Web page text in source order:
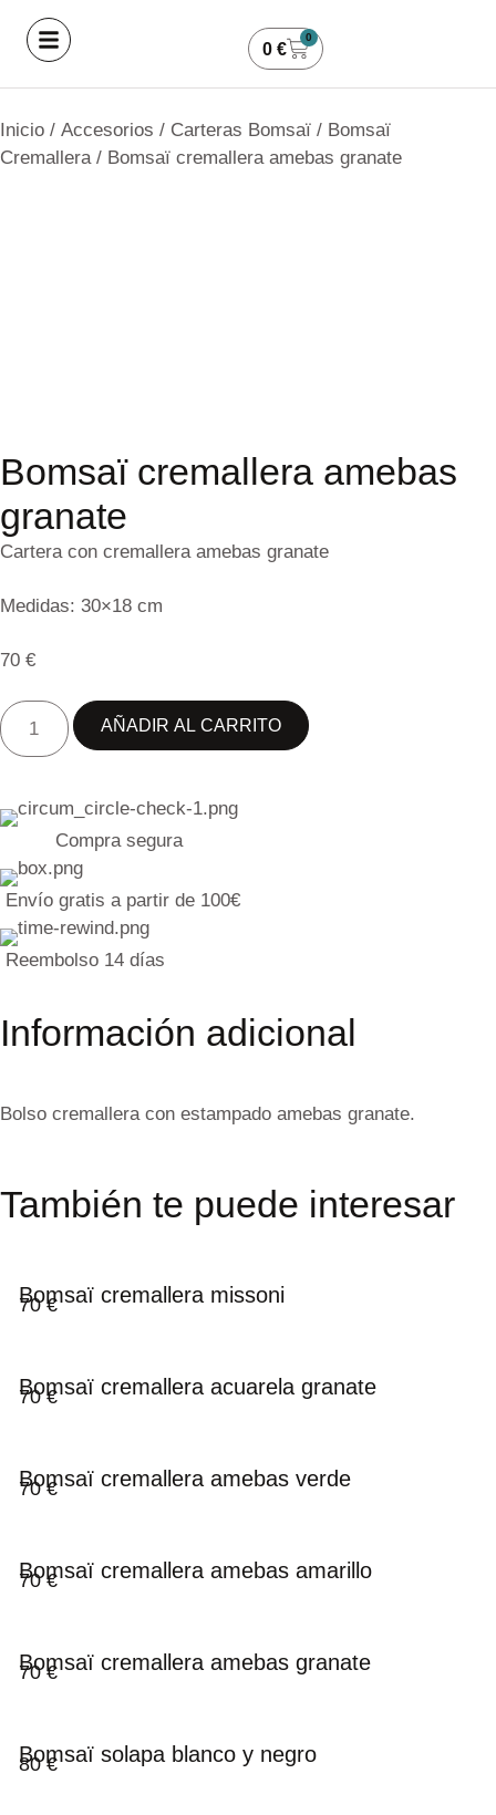
0 €
0
Inicio / Accesorios / Carteras Bomsaï / Bomsaï
Cremallera/ Bomsaï cremallera amebas granate
Bomsaï cremallera amebas
granate
Cartera con cremallera amebas granate
Medidas: 30×18 cm
70 €
AÑADIR AL CARRITO
Compra segura
Envío gratis a partir de 100€
Reembolso 14 días
Información adicional
Bolso cremallera con estampado amebas granate.
También te puede interesar
Bomsaï cremallera missoni
70€
Bomsaï cremallera acuarela granate
70€
Bomsaï cremallera amebas verde
70€
Bomsaï cremallera amebas amarillo
70€
Bomsaï cremallera amebas granate
70€
Bomsaï solapa blanco y negro
80€